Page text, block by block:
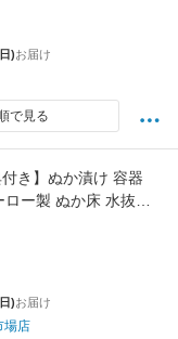
)お届け
で見る
き】ぬか漬け 容器
ー製 ぬか床 水抜き
容器 M 3.2L 漬物 漬
器 発酵食品 水取器付
ぬかどこボックス 野
)お届け
場店